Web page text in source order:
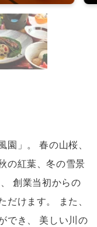
」。 春の山桜、
の紅葉、冬の雪景
創業当初からの
けます。 また、
でき、 美しい川の